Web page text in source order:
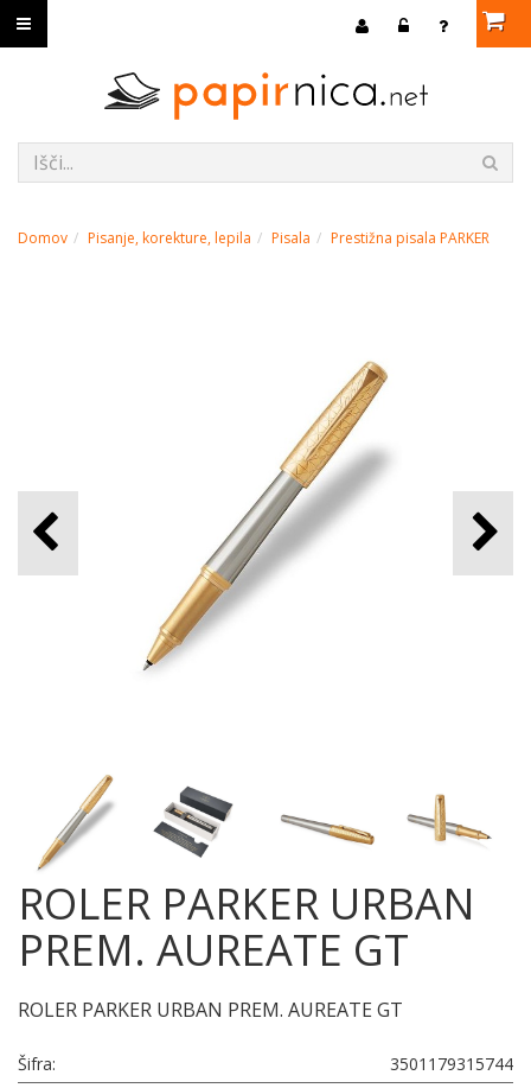
Domov Pisanje, korekture, lepila Pisala Prestižna pisala PARKER
ROLER PARKER URBAN
PREM. AUREATE GT
ROLER PARKER URBAN PREM. AUREATE GT
Šifra:
3501179315744